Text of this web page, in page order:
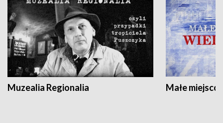
Muzealia Regionalia Małe